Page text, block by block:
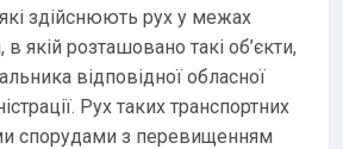
здійснюють рух у межах
в якій розташовано такі об’єкти,
відповідної обласної
Рух таких транспортних
спорудами з перевищенням